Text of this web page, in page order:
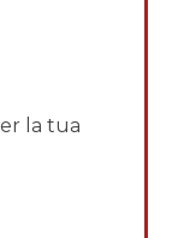
la tua